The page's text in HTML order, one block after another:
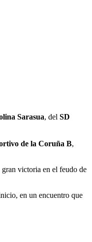
Sarasua, del SD
de la Coruña B,
victoria en el feudo de
en un encuentro que